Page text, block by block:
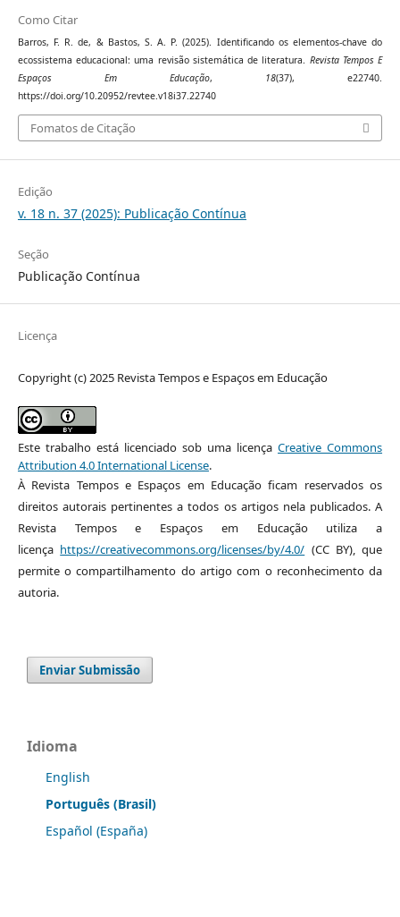
Como Citar
Barros, F. R. de, & Bastos, S. A. P. (2025). Identificando os elementos-chave do
ecossistema educacional: uma revisão sistemática de literatura. Revista Tempos E
Espaços Em Educação, 18(37), e22740.
https://doi.org/10.20952/revtee.v18i37.22740
Fomatos de Citação
Edição
v. 18 n. 37 (2025): Publicação Contínua
Seção
Publicação Contínua
Licença
Copyright (c) 2025 Revista Tempos e Espaços em Educação
Este trabalho está licenciado sob uma licençaCreative Commons
Attribution 4.0 International License.
À Revista Tempos e Espaços em Educação ficam reservados os
direitos autorais pertinentes a todos os artigos nela publicados. A
Revista Tempos e Espaços em Educação utiliza a
licença https://creativecommons.org/licenses/by/4.0/ (CC BY), que
permite o compartilhamento do artigo com o reconhecimento da
autoria.
Enviar Submissão
Idioma
English
Português (Brasil)
Español (España)